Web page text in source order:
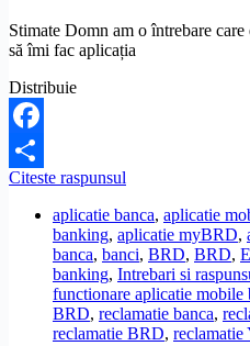
Stimate Domn am o întrebare
să îmi fac aplicația
Distribuie
Facebook
Share
Citeste raspunsul
numarul
de
client
BRD?
Vreau
sa-
mi
aplicatie banca, aplicatie
banking, aplicatie myBRD,
banca, banci, BRD, BRD,
banking, Intrebari si
functionare aplicatie mobile
BRD, reclamatie banca,
reclamatie BRD,